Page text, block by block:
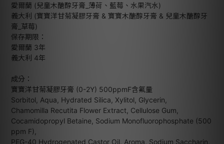
愛爾蘭 (兒童木醣醇牙膏_薄荷、藍莓、水果汽水)
義大利 (寶寶洋甘菊凝膠牙膏 & 寶寶木醣醇牙膏 & 兒童木醣醇牙
膏_草莓)
保存期限：
愛爾蘭 3年
義大利 4年
成分：
寶寶洋甘菊凝膠牙膏 (0-2Y) 500ppmF含氟量
Sorbitol, Aqua, Hydrated Silica, Xylitol, Glycerin,
Chamomilla Recutita Flower Extract, Cellulose Gum,
Cocamidopropyl Betaine, Sodium Monofluorophosphate (500
ppm F),
PEG-40 Hydrogenated Castor Oil, Aroma, Sodium Saccharin,